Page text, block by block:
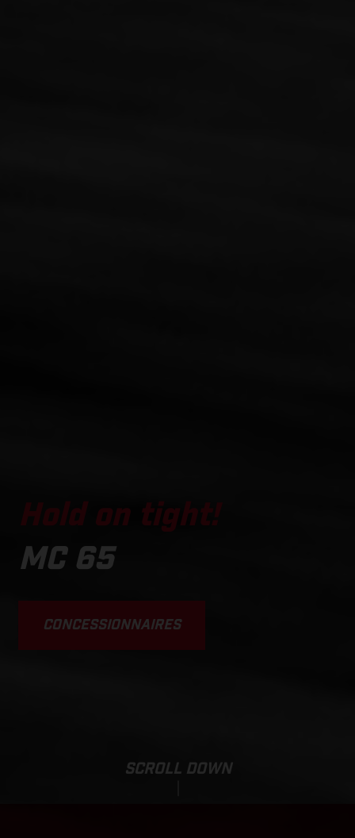
Hold on tight!
MC 65
CONCESSIONNAIRES
SCROLL DOWN